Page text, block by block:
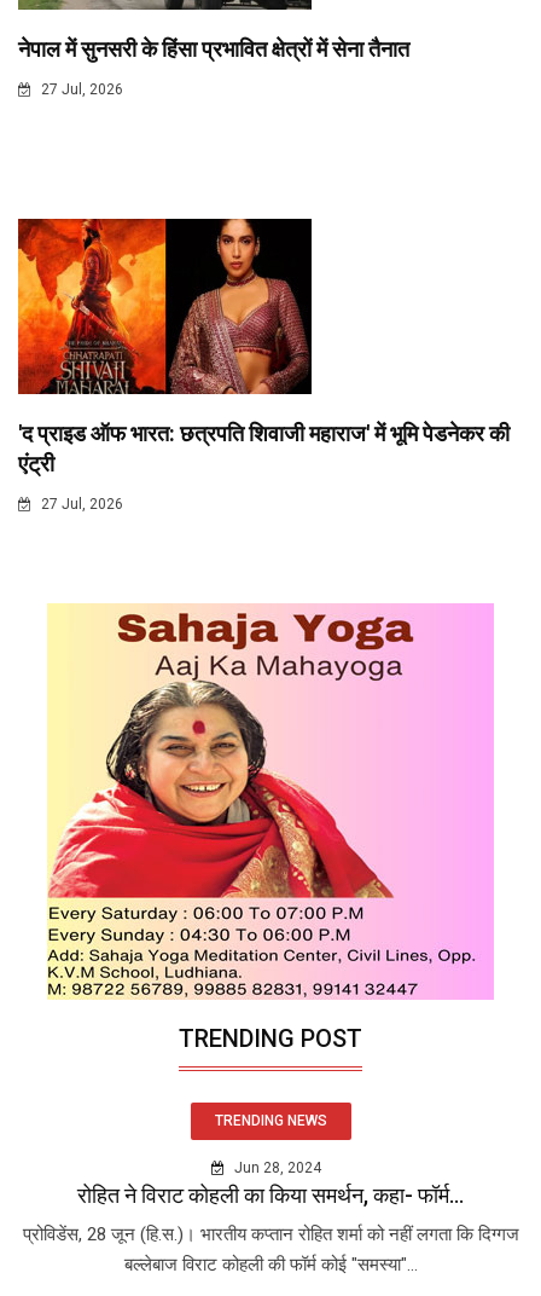
नेपाल में सुनसरी के हिंसा प्रभावित क्षेत्रों में सेना तैनात
27 Jul, 2026
'द प्राइड ऑफ भारत: छत्रपति शिवाजी महाराज' में भूमि पेडनेकर की
एंट्री
27 Jul, 2026
TRENDING POST
TRENDING NEWS
Jun 28, 2024
रोहित ने विराट कोहली का किया समर्थन, कहा- फॉर्म...
प्रोविडेंस, 28 जून (हि.स.)। भारतीय कप्तान रोहित शर्मा को नहीं लगता कि दिग्गज
बल्लेबाज विराट कोहली की फॉर्म कोई "समस्या"...